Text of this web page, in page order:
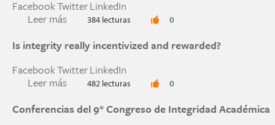
FacebookTwitterLinkedIn
Leer más sobre The Rise and Role of the Chief Integrity
384 lecturas 0
Is integrity really incentivized and rewarded?
FacebookTwitterLinkedIn
Leer más sobre Is integrity really incentivized and
482 lecturas 0
Conferencias del 9° Congreso de Integridad Académica